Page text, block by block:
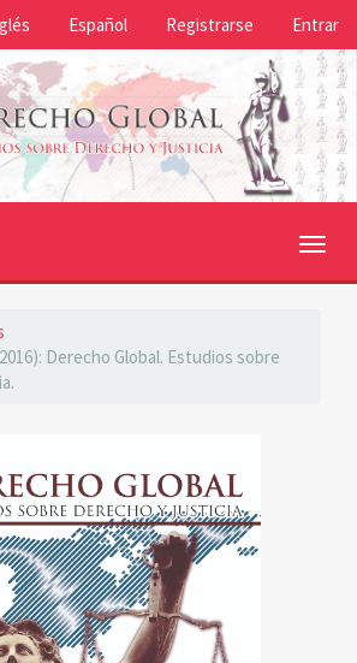
Español Registrarse Entrar
Derecho Global. Estudios sobre